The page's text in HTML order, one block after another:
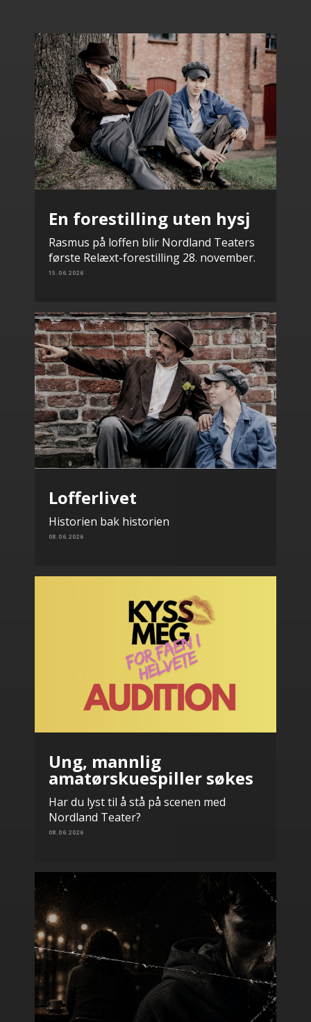
En forestilling uten hysj
Rasmus på loffen blir Nordland Teaters
første Relæxt-forestilling 28. november.
15.06.2026
Lofferlivet
Historien bak historien
08.06.2026
Ung, mannlig
amatørskuespiller søkes
Har du lyst til å stå på scenen med
Nordland Teater?
08.06.2026